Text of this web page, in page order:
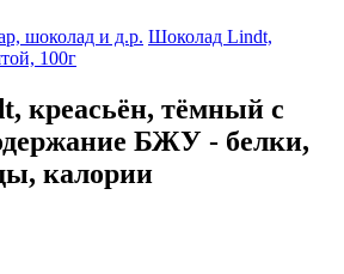
шоколад и д.р. Шоколад Lindt,
100г
креасьён, тёмный с
БЖУ - белки,
калории